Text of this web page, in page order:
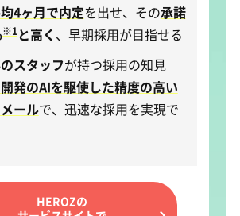
4ヶ月で内定を出せ、その承諾
※1と高く 、早期採用が目指せる
スタッフが持つ採用の知見
発のAIを駆使した精度の高い
ールで、迅速な採用を実現で
HEROZの